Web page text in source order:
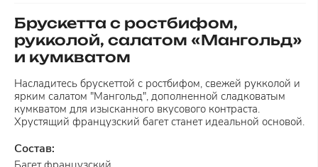
Брускетта с ростбифом,
рукколой, салатом «Мангольд»
и кумкватом
Насладитесь брускеттой с ростбифом, свежей рукколой и
ярким салатом "Мангольд", дополненной сладковатым
кумкватом для изысканного вкусового контраста.
Хрустящий французский багет станет идеальной основой.
Состав: